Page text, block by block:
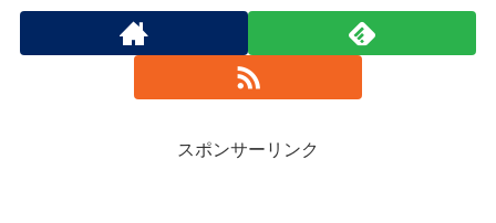
スポンサーリンク